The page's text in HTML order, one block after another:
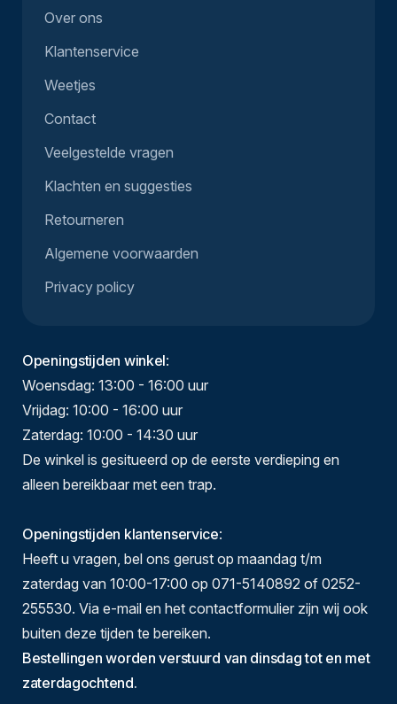
Over ons
Klantenservice
Weetjes
Contact
Veelgestelde vragen
Klachten en suggesties
Retourneren
Algemene voorwaarden
Privacy policy
Openingstijden winkel:
Woensdag: 13:00 - 16:00 uur
Vrijdag: 10:00 - 16:00 uur
Zaterdag: 10:00 - 14:30 uur
De winkel is gesitueerd op de eerste verdieping en
alleen bereikbaar met een trap.
Openingstijden klantenservice:
Heeft u vragen, bel ons gerust op maandag t/m
zaterdag van 10:00-17:00 op 071-5140892 of 0252-
255530. Via e-mail en het contactformulier zijn wij ook
buiten deze tijden te bereiken.
Bestellingen worden verstuurd van dinsdag tot en met
zaterdagochtend.